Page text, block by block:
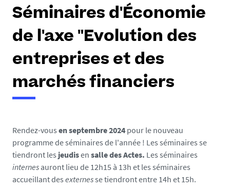
Séminaires d'Économie
de l'axe "Evolution des
entreprises et des
marchés financiers
Rendez-vous en septembre 2024 pour le nouveau
programme de séminaires de l'année ! Les séminaires se
tiendront les jeudisen salle des Actes. Les séminaires
internes auront lieu de 12h15 à 13h et les séminaires
accueillant des externesse tiendront entre 14h et 15h.